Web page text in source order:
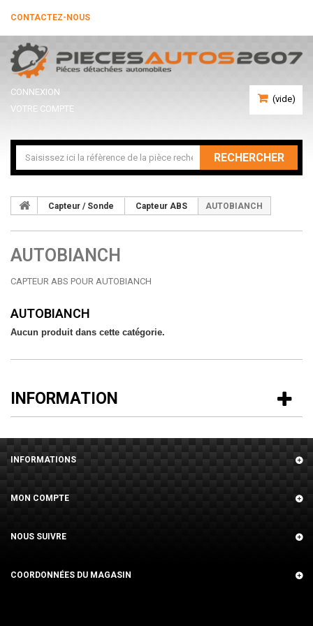
CONTACTEZ-NOUS
(vide)
CONNEXION
VOTRE COMPTE
RECHERCHER
Capteur / Sonde Capteur ABS AUTOBIANCH
AUTOBIANCH
CAPTEUR ABS POUR AUTOBIANCH
AUTOBIANCH
Aucun produit dans cette catégorie.
INFORMATION
INFORMATIONS
MON COMPTE
NOUS SUIVRE
COORDONNÉES DU MAGASIN